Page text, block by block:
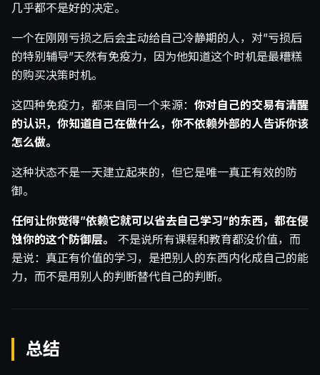
几乎都不是好的决定。
一个在刚刚亏损之后会主动给自己冷静期的人，对”亏损后
的特别辅导”天然有免疫力，因为他知道这个时机是最糟糕
的购买决策时机。
这四种免疫力，都来自同一个来源： 你对自己的交易有清醒
的认识，你知道自己在做什么，你不依赖外部的人告诉你该
怎么做。
这种状态不是一天建立起来的，但它是唯一真正有效的防
御。
任何让你觉得”依赖它就可以省去自己学习”的东西，都在侵
蚀你的这个防御层。
不是说所有课程和教育都没价值，而
是说：真正有价值的学习，是把别人的东西内化成自己的能
力，而不是用别人的判断替代自己的判断。
总结